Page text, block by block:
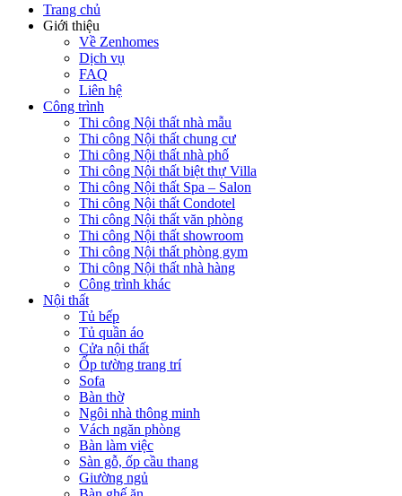
Trang chủ
Giới thiệu
Về Zenhomes
Dịch vụ
FAQ
Liên hệ
Công trình
Thi công Nội thất nhà mẫu
Thi công Nội thất chung cư
Thi công Nội thất nhà phố
Thi công Nội thất biệt thự Villa
Thi công Nội thất Spa – Salon
Thi công Nội thất Condotel
Thi công Nội thất văn phòng
Thi công Nội thất showroom
Thi công Nội thất phòng gym
Thi công Nội thất nhà hàng
Công trình khác
Nội thất
Tủ bếp
Tủ quần áo
Cửa nội thất
Ốp tường trang trí
Sofa
Bàn thờ
Ngôi nhà thông minh
Vách ngăn phòng
Bàn làm việc
Sàn gỗ, ốp cầu thang
Giường ngủ